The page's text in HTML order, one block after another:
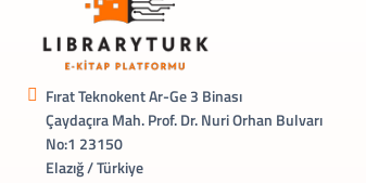
Fırat Teknokent Ar-Ge 3 Binası
Çaydaçıra Mah. Prof. Dr. Nuri Orhan Bulvarı
No:1 23150
Elazığ / Türkiye